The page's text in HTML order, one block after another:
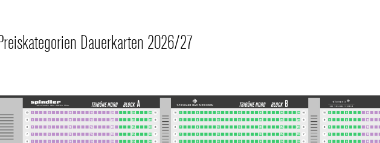
Dauerkarten 2026/27